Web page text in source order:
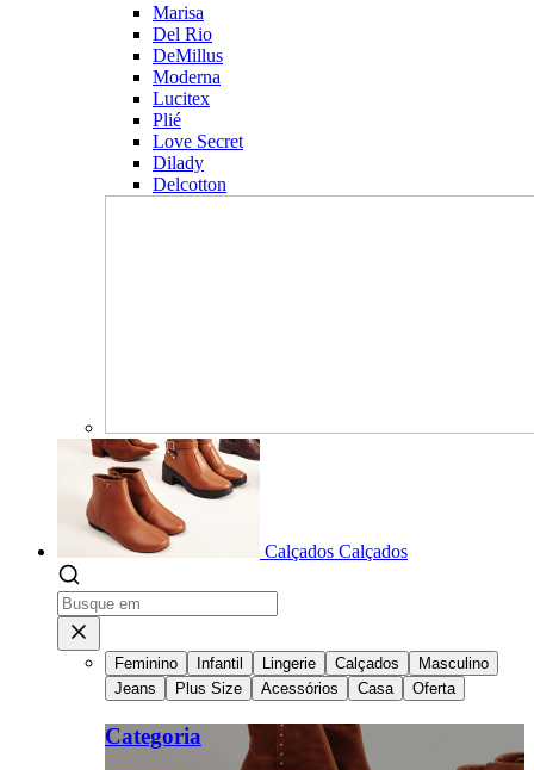
Marisa
Del Rio
DeMillus
Moderna
Lucitex
Plié
Love Secret
Dilady
Delcotton
Calçados Calçados
Feminino Infantil Lingerie Calçados
Masculino
Jeans
Plus Size Acessórios Casa Oferta
Categoria